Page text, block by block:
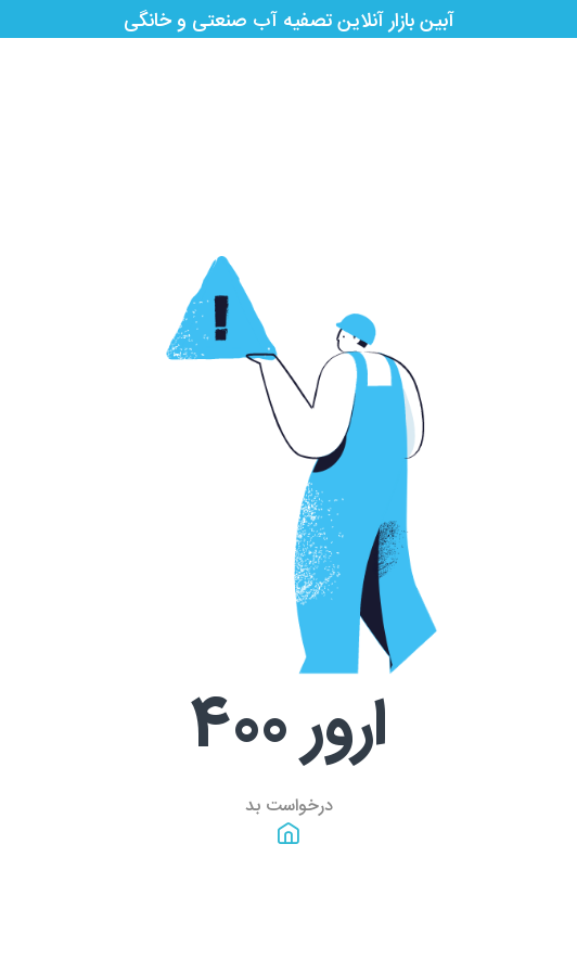
آبین بازار آنلاین تصفیه آب صنعتی و خانگی
ارور400
درخواست بد